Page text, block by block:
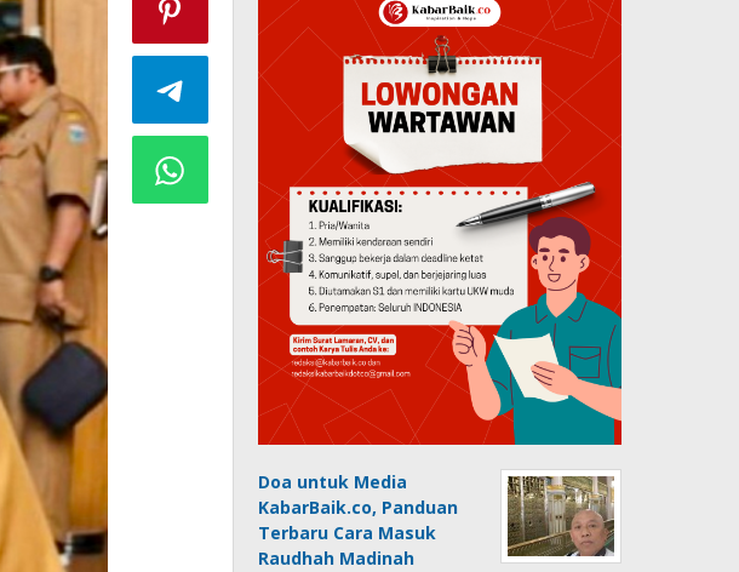
Doa untuk Media
KabarBaik.co, Panduan
Terbaru Cara Masuk
Raudhah Madinah